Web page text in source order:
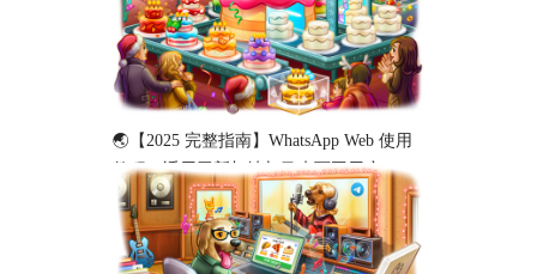
🌏【2025 完整指南】WhatsApp Web 使用
教程（适用于新加坡与马来西亚用户）